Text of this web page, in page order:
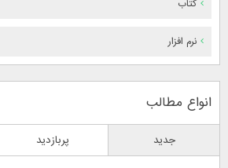
کتاب
نرم افزار
انواع مطالب
جدید پربازدید